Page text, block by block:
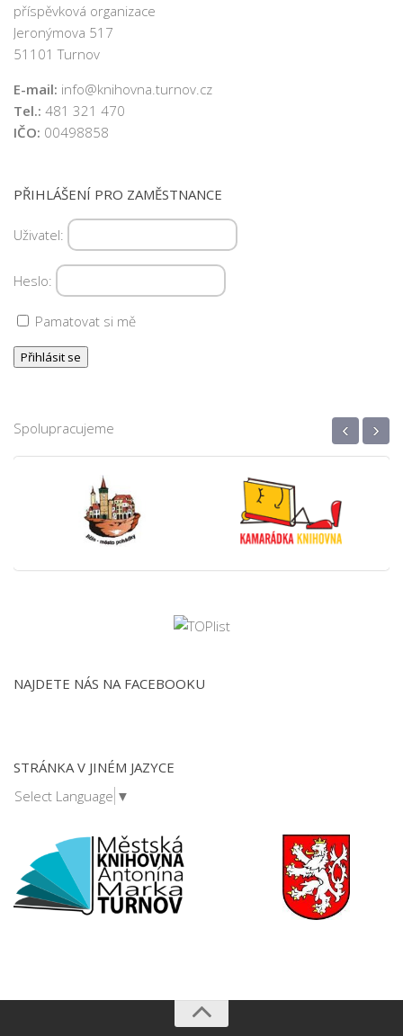
příspěvková organizace
Jeronýmova 517
51101 Turnov
E-mail: info@knihovna.turnov.cz
Tel.: 481 321 470
IČO: 00498858
PŘIHLÁŠENÍ PRO ZAMĚSTNANCE
Uživatel:
Heslo:
Pamatovat si mě
Spolupracujeme ‹ ›
NAJDETE NÁS NA FACEBOOKU
STRÁNKA V JINÉM JAZYCE
Select Language ▼